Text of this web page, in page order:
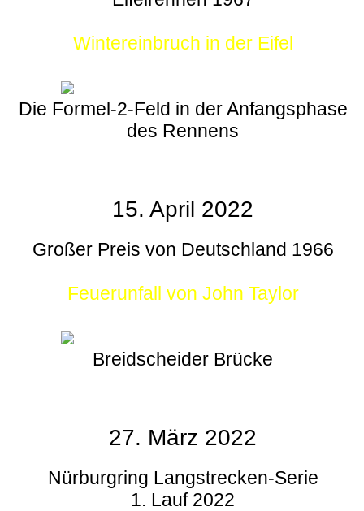
Wintereinbruch in der Eifel
Die Formel-2-Feld in der Anfangsphase
des Rennens
15. April 2022
Großer Preis von Deutschland 1966
Feuerunfall von John Taylor
Breidscheider Brücke
27. März 2022
Nürburgring Langstrecken-Serie
1. Lauf 2022